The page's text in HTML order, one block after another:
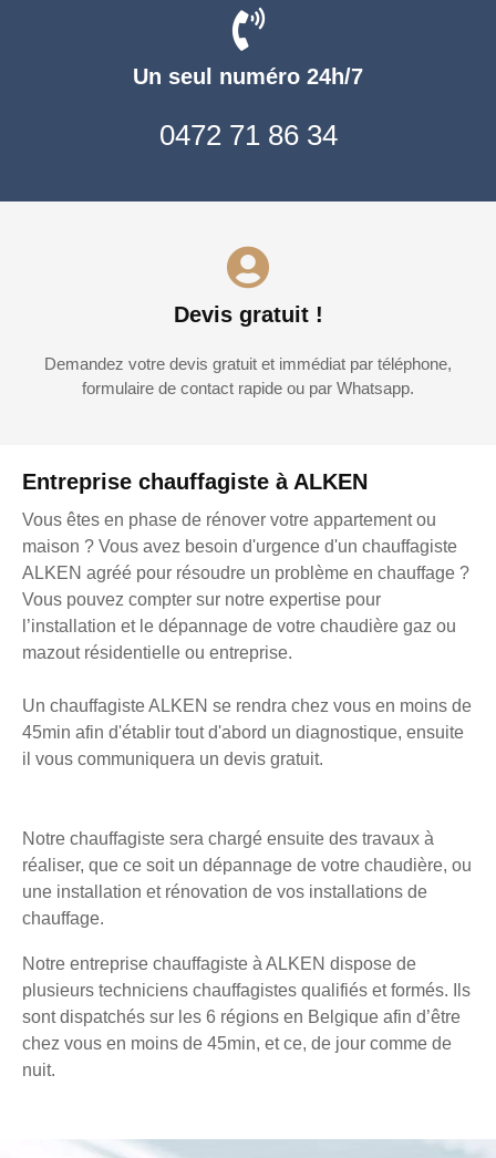
Entreprise chauffagiste à ALKEN
Vous êtes en phase de rénover votre appartement ou
maison ? Vous avez besoin d'urgence d'un chauffagiste
ALKEN agréé pour résoudre un problème en chauffage ?
Vous pouvez compter sur notre expertise pour
l’installation et le dépannage de votre chaudière gaz ou
mazout résidentielle ou entreprise.
Un chauffagiste ALKEN se rendra chez vous en moins de
45min afin d'établir tout d'abord un diagnostique, ensuite
il vous communiquera un devis gratuit.
Notre chauffagiste sera chargé ensuite des travaux à
réaliser, que ce soit un dépannage de votre chaudière, ou
une installation et rénovation de vos installations de
chauffage.
Notre entreprise chauffagiste à ALKEN dispose de
plusieurs techniciens chauffagistes qualifiés et formés. Ils
sont dispatchés sur les 6 régions en Belgique afin d’être
chez vous en moins de 45min, et ce, de jour comme de
nuit.
Un seul numéro 24h/7
0472 71 86 34
Devis gratuit !
Demandez votre devis gratuit et immédiat par téléphone,
formulaire de contact rapide ou par Whatsapp.